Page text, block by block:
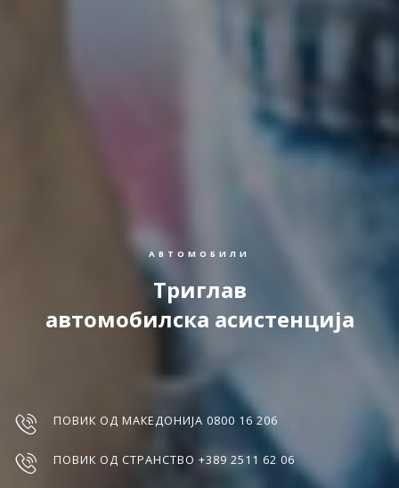
АВТОМОБИЛИ
Триглав
автомобилска асистенција
ПОВИК ОД МАКЕДОНИЈА 0800 16 206
ПОВИК ОД СТРАНСТВО +389 2511 62 06